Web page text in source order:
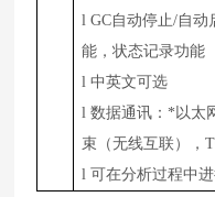
lGC自动停止/自动
能，状态记录功能
l中英文可选
l数据通讯：*以太
束（无线互联），
l可在分析过程中